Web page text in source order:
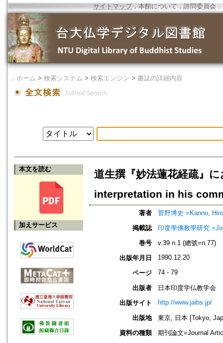
サイトマップ．本館について ． 諮問委員会 ．
． ホーム > 検索システム > 検索エンジン > 書誌の詳細内容
本文を読む
加えサービス
道生撰『妙法蓮花経疏』
interpretation in his
著者
菅野博史 =Kanno,
掲載誌
印度學佛教學研究
巻号
v.39 n.1 (總號=n.77)
出版年月日
1990.12.20
ページ 74 - 79
出版者
日本印度学仏教学会
出版サイト
http://www.jaibs.jp/
出版地
東京, 日本 [Tokyo,
資料の種類
期刊論文=Journal